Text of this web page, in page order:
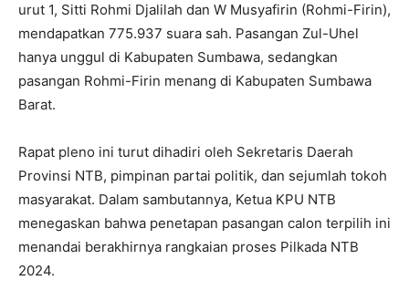
urut 1, Sitti Rohmi Djalilah dan W Musyafirin (Rohmi-Firin),
mendapatkan 775.937 suara sah. Pasangan Zul-Uhel
hanya unggul di Kabupaten Sumbawa, sedangkan
pasangan Rohmi-Firin menang di Kabupaten Sumbawa
Barat.
Rapat pleno ini turut dihadiri oleh Sekretaris Daerah
Provinsi NTB, pimpinan partai politik, dan sejumlah tokoh
masyarakat. Dalam sambutannya, Ketua KPU NTB
menegaskan bahwa penetapan pasangan calon terpilih ini
menandai berakhirnya rangkaian proses Pilkada NTB
2024.